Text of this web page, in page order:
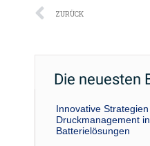
Zurück
ZURÜCK
Die neuesten
Innovative
Druckmanagement
Batterielösungen